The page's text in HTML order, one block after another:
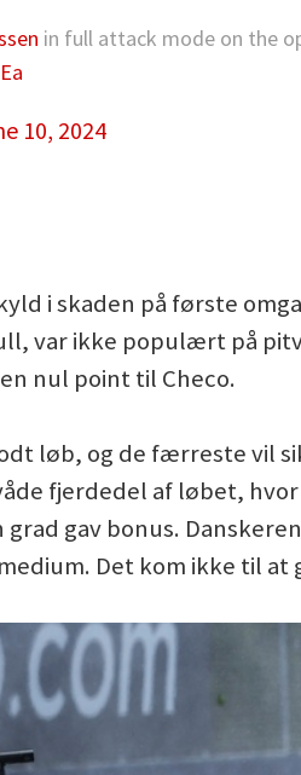
in full attack mode on the
10, 2024
i skaden på første
var ikke populært på
nul point til Checo.
løb, og de færreste vil
fjerdedel af løbet,
gav bonus.
Det kom ikke til at